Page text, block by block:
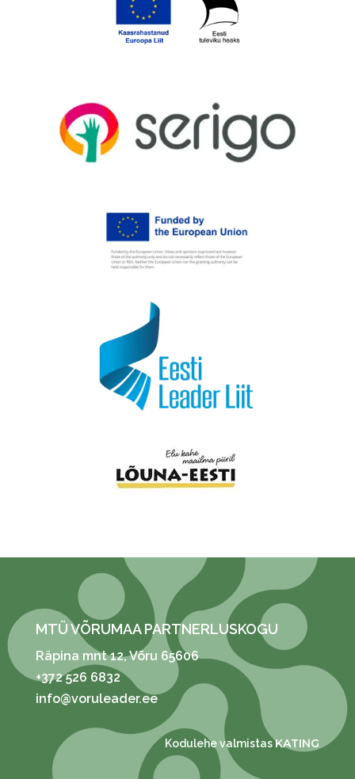
MTÜ VÕRUMAA PARTNERLUSKOGU
Räpina mnt 12, Võru 65606
+372 526 6832
info@voruleader.ee
Kodulehe valmistasKATING